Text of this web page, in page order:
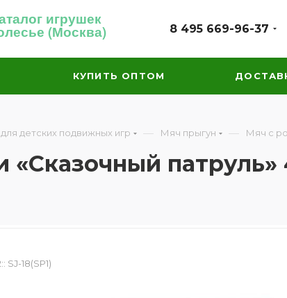
игрушек
(Москва) 8 495 669-96-37
КУПИТЬ ОПТОМ
детских подвижных игр — Мяч прыгун — Мяч с
патруль»
SJ-18(SP1)